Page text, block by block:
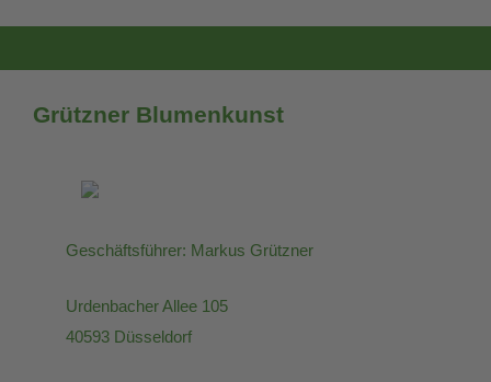
Grützner Blumenkunst
Geschäftsführer: Markus Grützner
Urdenbacher Allee 105
40593 Düsseldorf